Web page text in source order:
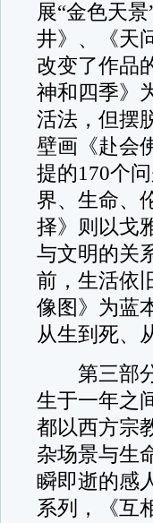
展“金色天
井》、《天
改变了作品
神和四季》
活法，但摆
壁画《赴会
提的170个
界、生命、
择》则以戈
与文明的关
前，生活依
像图》为蓝
从生到死、
第三部分
生于一年之
都以西方宗
杂场景与生
瞬即逝的感
系列，《互